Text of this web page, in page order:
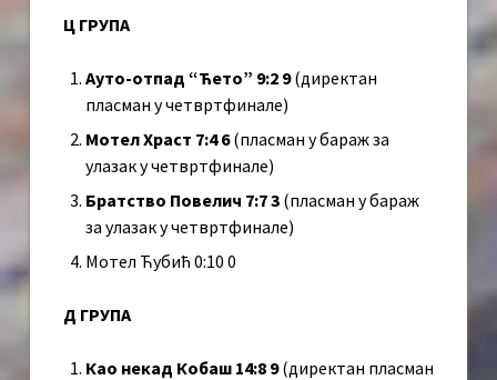
Ц ГРУПА
Ауто-отпад “Ћето” 9:2 9(директан
пласман у четвртфинале)
Мотел Храст 7:4 6(пласман у бараж за
улазак у четвртфинале)
Братство Повелич 7:7 3 (пласман у бараж
за улазак у четвртфинале)
Мотел Ћубић 0:10 0
Д ГРУПА
Као некад Кобаш 14:8 9(директан пласман